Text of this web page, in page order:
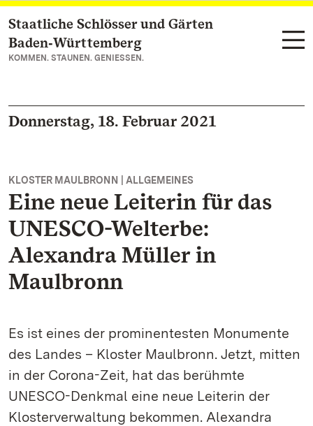
Zum Hauptinhalt springen
Staatliche Schlösser und Gärten
Baden‑Württemberg
KOMMEN. STAUNEN. GENIESSEN.
Donnerstag, 18. Februar 2021
KLOSTER MAULBRONN | ALLGEMEINES
Eine neue Leiterin für das
UNESCO-Welterbe:
Alexandra Müller in
Maulbronn
Es ist eines der prominentesten Monumente
des Landes – Kloster Maulbronn. Jetzt, mitten
in der Corona-Zeit, hat das berühmte
UNESCO-Denkmal eine neue Leiterin der
Klosterverwaltung bekommen. Alexandra